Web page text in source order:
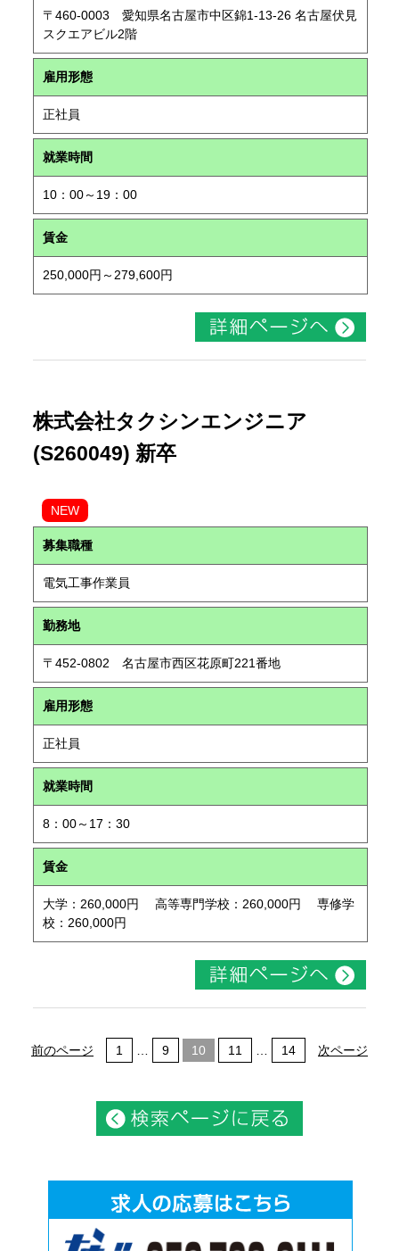
〒460-0003 愛知県名古屋市中区錦1-13-26 名古屋伏見
スクエアビル2階
雇用形態
正社員
就業時間
10：00～19：00
賃金
250,000円～279,600円
株式会社タクシンエンジニア
(S260049) 新卒
NEW
募集職種
電気工事作業員
勤務地
〒452-0802 名古屋市西区花原町221番地
雇用形態
正社員
就業時間
8：00～17：30
賃金
大学：260,000円 高等専門学校：260,000円 専修学
校：260,000円
前のページ 1 9 10 11 14 次ページ